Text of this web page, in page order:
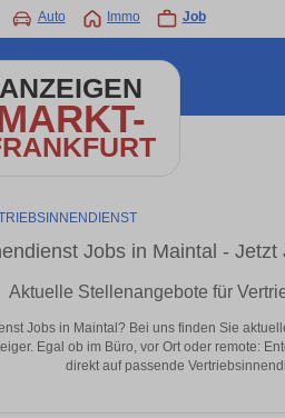
Auto Immo Job
ANZEIGEN
Jobs in Maintal -
Aktuelle Stellenangebote für
Jobs in Maintal? Bei uns finden Sie
Egal ob im Büro, vor Ort oder remote:
direkt auf passende